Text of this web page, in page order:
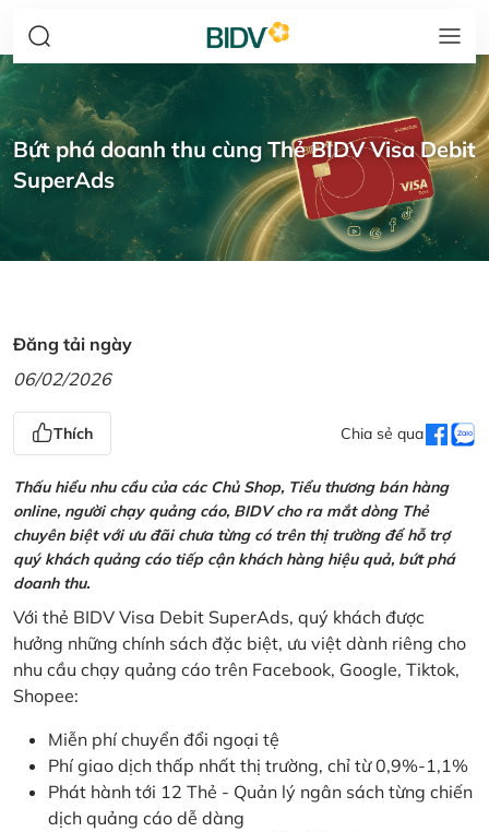
Bứt phá doanh thu cùng Thẻ BIDV Visa Debit
SuperAds
Đăng tải ngày
06/02/2026
Thích Chia sẻ qua
Thấu hiểu nhu cầu của các Chủ Shop, Tiểu thương bán hàng
online, người chạy quảng cáo, BIDV cho ra mắt dòng Thẻ
chuyên biệt với ưu đãi chưa từng có trên thị trường để hỗ trợ
quý khách quảng cáo tiếp cận khách hàng hiệu quả, bứt phá
doanh thu.
Với thẻ BIDV Visa Debit SuperAds, quý khách được
hưởng những chính sách đặc biệt, ưu việt dành riêng cho
nhu cầu chạy quảng cáo trên Facebook, Google, Tiktok,
Shopee:
Miễn phí chuyển đổi ngoại tệ
Phí giao dịch thấp nhất thị trường, chỉ từ 0,9%-1,1%
Phát hành tới 12 Thẻ - Quản lý ngân sách từng chiến
dịch quảng cáo dễ dàng